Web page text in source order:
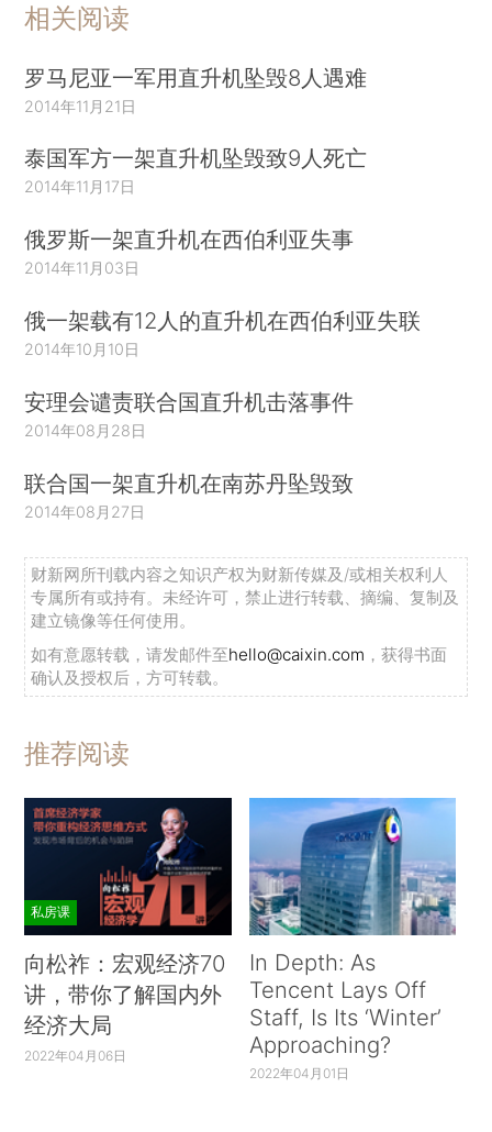
相关阅读
罗马尼亚一军用直升机坠毁8人遇难
2014年11月21日
泰国军方一架直升机坠毁致9人死亡
2014年11月17日
俄罗斯一架直升机在西伯利亚失事
2014年11月03日
俄一架载有12人的直升机在西伯利亚失联
2014年10月10日
安理会谴责联合国直升机击落事件
2014年08月28日
联合国一架直升机在南苏丹坠毁致
2014年08月27日
财新网所刊载内容之知识产权为财新传媒及/或相关权利人
专属所有或持有。未经许可，禁止进行转载、摘编、复制及
建立镜像等任何使用。
如有意愿转载，请发邮件至hello@caixin.com ，获得书面
确认及授权后，方可转载。
推荐阅读
私房课
向松祚：宏观经济70
讲，带你了解国内外
经济大局
2022年04月06日
In Depth: As
Tencent Lays Off
Staff, Is Its ‘Winter’
Approaching?
2022年04月01日